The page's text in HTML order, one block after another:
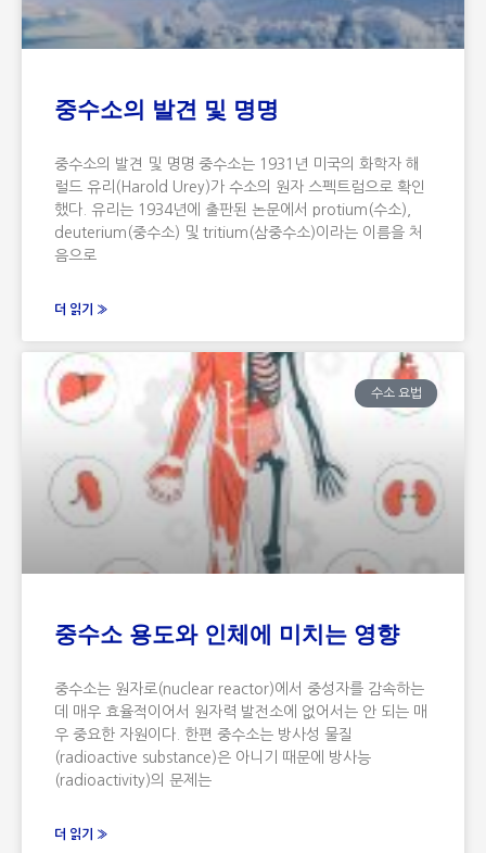
중수소의 발견 및 명명
중수소의 발견 및 명명 중수소는 1931년 미국의 화학자 해
럴드 유리(Harold Urey)가 수소의 원자 스펙트럼으로 확인
했다. 유리는 1934년에 출판된 논문에서 protium(수소),
deuterium(중수소) 및 tritium(삼중수소)이라는 이름을 처
음으로
더 읽기 »
수소 요법
중수소 용도와 인체에 미치는 영향
중수소는 원자로(nuclear reactor)에서 중성자를 감속하는
데 매우 효율적이어서 원자력 발전소에 없어서는 안 되는 매
우 중요한 자원이다. 한편 중수소는 방사성 물질
(radioactive substance)은 아니기 때문에 방사능
(radioactivity)의 문제는
더 읽기 »